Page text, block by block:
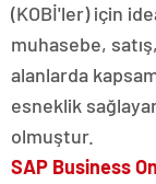
(KOBİ'ler) için
muhasebe,
alanlarda
esneklik
olmuştur.
SAP Business